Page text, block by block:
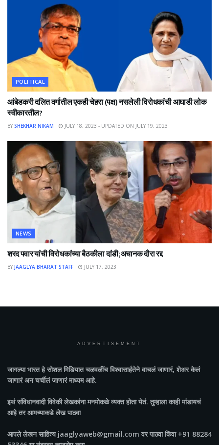
POLITICAL
आंबेडकरी दलित वर्गातील एकही चेहरा (पक्ष) नसलेली विरोधकांची आघाडी लोक
स्वीकारतील?
BY SHEKHAR NIKAM JULY 18, 2023 - UPDATED ON JULY 19, 2023
NEWS
शरद पवार यांची विरोधकांच्या बैठकीला दांडी;अचानक दौरा रद्द
BY JAAGLYA BHARAT STAFF JULY 17, 2023
ADVERTISEMENT
जागल्या भारतहे सोशल मिडियात चळवळींच विश्वासार्हतेने वाचलं जाणारं, शेअर केलं
जाणारं अन चर्चीलं जाणारं माध्यम आहे.
इथं संविधानवादी विवेकी लेखकांना मनमोकळे व्यक्त होता येतं. तुम्हाला काही मांडायचं
आहे तर आमच्याकडे लेख पाठवा
आपले लेखन साहित्य jaaglyaweb@gmail.com वर पाठवा किंवा +91 88284